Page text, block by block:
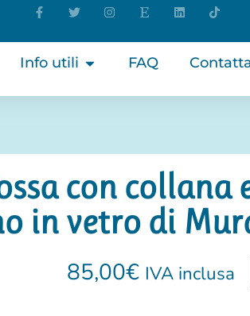
Info utili FAQ
con collana
in vetro di
85,00€ IVA inclusa